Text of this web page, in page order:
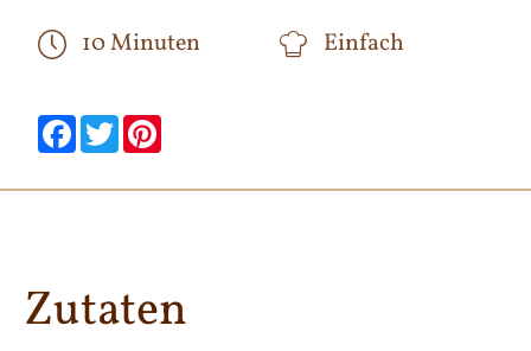
10 Minuten Einfach
null
Facebook
null null
Twitter
null null
null
Zutaten